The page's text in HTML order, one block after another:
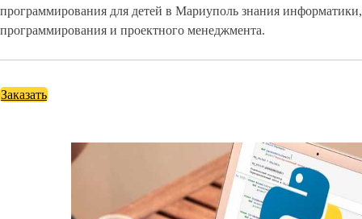
программирования для детей в Мариуполь знания информатики,
программирования и проектного менеджмента.
Заказать